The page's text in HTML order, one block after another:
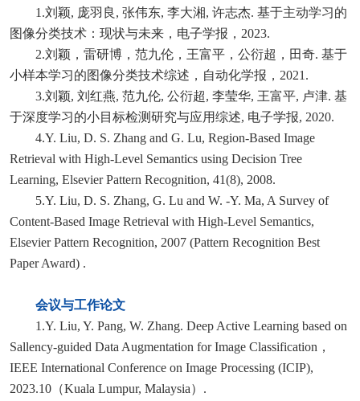
1.刘颖, 庞羽良, 张伟东, 李大湘, 许志杰. 基于主动学习的
图像分类技术：现状与未来，电子学报，2023.
2.刘颖，雷研博，范九伦，王富平，公衍超，田奇. 基于
小样本学习的图像分类技术综述，自动化学报，2021.
3.刘颖, 刘红燕, 范九伦, 公衍超, 李莹华, 王富平, 卢津. 基
于深度学习的小目标检测研究与应用综述, 电子学报, 2020.
4.Y. Liu, D. S. Zhang and G. Lu, Region-Based Image
Retrieval with High-Level Semantics using Decision Tree
Learning, Elsevier Pattern Recognition, 41(8), 2008.
5.Y. Liu, D. S. Zhang, G. Lu and W. -Y. Ma, A Survey of
Content-Based Image Retrieval with High-Level Semantics,
Elsevier Pattern Recognition, 2007 (Pattern Recognition Best
Paper Award) .
会议与工作论文
1.Y. Liu, Y. Pang, W. Zhang. Deep Active Learning based on
Sallency-guided Data Augmentation for Image Classification，
IEEE International Conference on Image Processing (ICIP),
2023.10（Kuala Lumpur, Malaysia）.